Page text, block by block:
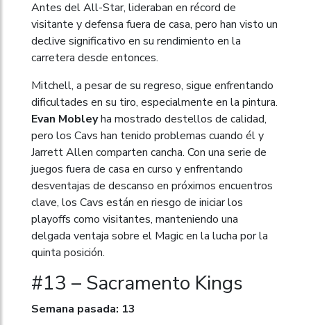
Antes del All-Star, lideraban en récord de
visitante y defensa fuera de casa, pero han visto un
declive significativo en su rendimiento en la
carretera desde entonces.
Mitchell, a pesar de su regreso, sigue enfrentando
dificultades en su tiro, especialmente en la pintura.
Evan Mobleyha mostrado destellos de calidad,
pero los Cavs han tenido problemas cuando él y
Jarrett Allen comparten cancha. Con una serie de
juegos fuera de casa en curso y enfrentando
desventajas de descanso en próximos encuentros
clave, los Cavs están en riesgo de iniciar los
playoffs como visitantes, manteniendo una
delgada ventaja sobre el Magic en la lucha por la
quinta posición.
#13 – Sacramento Kings
Semana pasada: 13